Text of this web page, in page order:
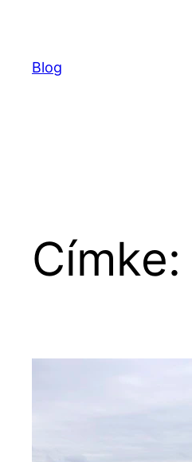
tartalomhoz
Blog
Címke: